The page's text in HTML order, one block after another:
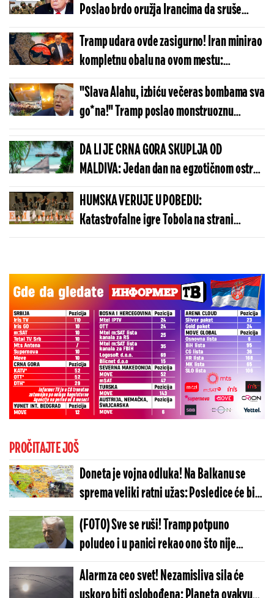
Poslao brdo oružja Irancima da sruše
režim, a onda se dogodilo nešto
neverovatno
Tramp udara ovde zasigurno! Iran minirao
kompletnu obalu na ovom mestu:
Zastrašujuće vesti iz Amerike obilaze svet
"Slava Alahu, izbiću večeras bombama sva
go*na!" Tramp poslao monstruoznu
poruku, svet noćas neće sklopiti oči
DA LI JE CRNA GORA SKUPLJA OD
MALDIVA: Jedan dan na egzotičnom ostrvu
može da košta manje nego u Budvi
HUMSKA VERUJE U POBEDU:
Katastrofalne igre Tobola na strani
ulivaju samopouzdanje Partizanu
PROČITAJTE JOŠ
Doneta je vojna odluka! Na Balkanu se
sprema veliki ratni užas: Posledice će biti
katastrofalne
(FOTO) Sve se ruši! Tramp potpuno
poludeo i u panici rekao ono što nije
trebalo: Istina će brzo izaći na videlo
Alarm za ceo svet! Nezamisliva sila će